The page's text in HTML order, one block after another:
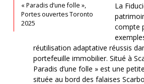
« Paradis d’une folle »,
Portes ouvertes Toronto
2025
La
compte
réutilisation adaptative réussis
portefeuille immobilier. Situé à
Paradis d’une folle » est une
située au bord des falaises